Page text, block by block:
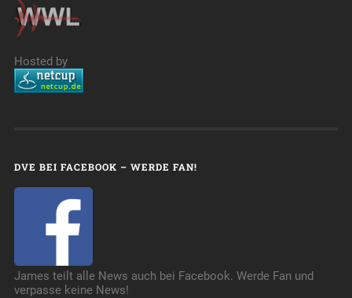
Hosted by
DVE BEI FACEBOOK – WERDE FAN!
James teilt alle News auch bei Facebook. Werde Fan und
verpasse keine News!